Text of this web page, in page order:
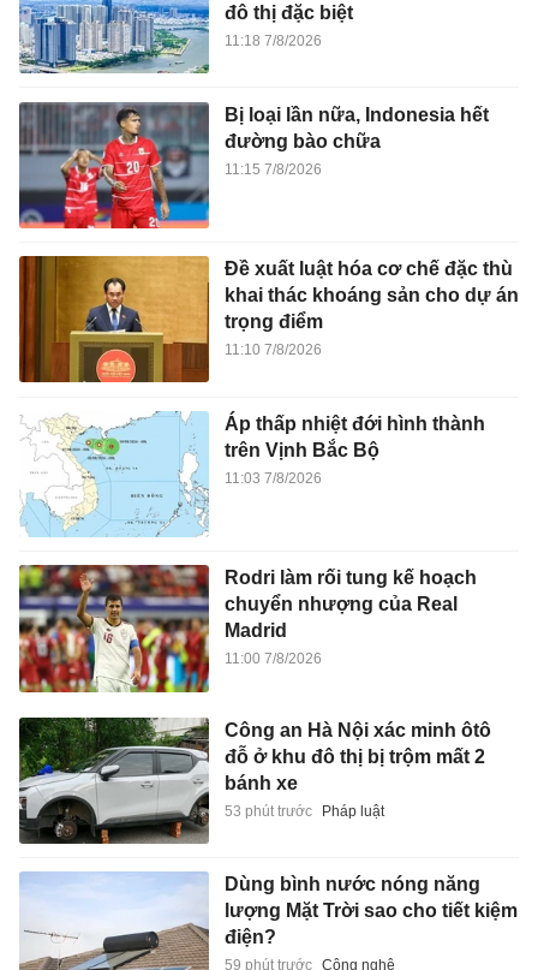
đô thị đặc biệt
11:18 7/8/2026
Bị loại lần nữa, Indonesia hết
đường bào chữa
11:15 7/8/2026
Đề xuất luật hóa cơ chế đặc thù
khai thác khoáng sản cho dự án
trọng điểm
11:10 7/8/2026
Áp thấp nhiệt đới hình thành
trên Vịnh Bắc Bộ
11:03 7/8/2026
Rodri làm rối tung kế hoạch
chuyển nhượng của Real
Madrid
11:00 7/8/2026
Công an Hà Nội xác minh ôtô
đỗ ở khu đô thị bị trộm mất 2
bánh xe
53 phút trước Pháp luật
Dùng bình nước nóng năng
lượng Mặt Trời sao cho tiết kiệm
điện?
59 phút trước Công nghệ